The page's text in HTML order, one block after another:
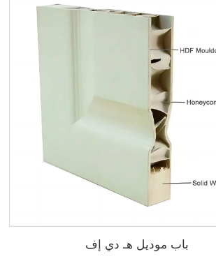
باب موديل هـ دي إف